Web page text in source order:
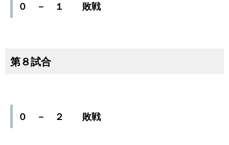
０ － １ 敗戦
第８試合
０ － ２ 敗戦